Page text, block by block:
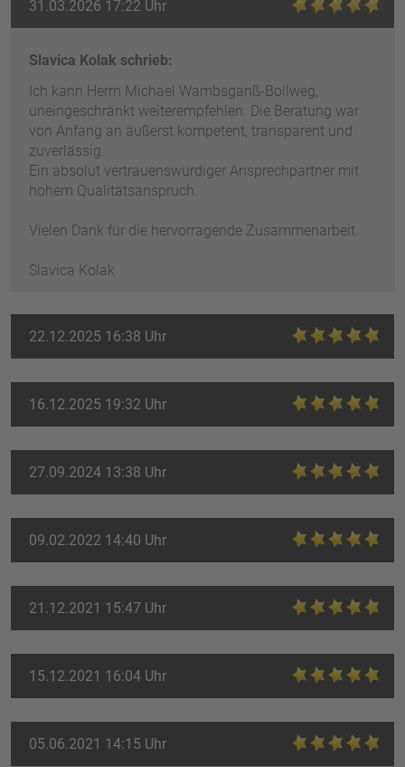
31.03.2026 17:22 Uhr
Slavica Kolak schrieb:
Ich kann Herrn Michael Wambsganß-Bollweg,
uneingeschränkt weiterempfehlen. Die Beratung war
von Anfang an äußerst kompetent, transparent und
zuverlässig.
Ein absolut vertrauenswürdiger Ansprechpartner mit
hohem Qualitätsanspruch.
Vielen Dank für die hervorragende Zusammenarbeit.
Slavica Kolak
22.12.2025 16:38 Uhr
16.12.2025 19:32 Uhr
27.09.2024 13:38 Uhr
09.02.2022 14:40 Uhr
21.12.2021 15:47 Uhr
15.12.2021 16:04 Uhr
05.06.2021 14:15 Uhr